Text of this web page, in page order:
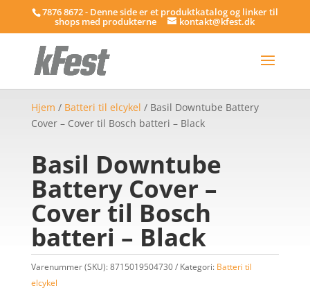
7876 8672 - Denne side er et produktkatalog og linker til
shops med produkterne kontakt@kfest.dk
Hjem / Batteri til elcykel / Basil Downtube Battery
Cover – Cover til Bosch batteri – Black
Basil Downtube
Battery Cover –
Cover til Bosch
batteri – Black
Varenummer (SKU):8715019504730 Kategori: Batteri til
elcykel